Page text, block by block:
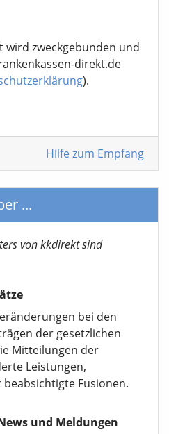
wird zweckgebunden und
direkt.de
).
Hilfe zum Empfang
...
von kkdirekt sind
bei den
der gesetzlichen
Mitteilungen der
Leistungen,
Fusionen.
und Meldungen